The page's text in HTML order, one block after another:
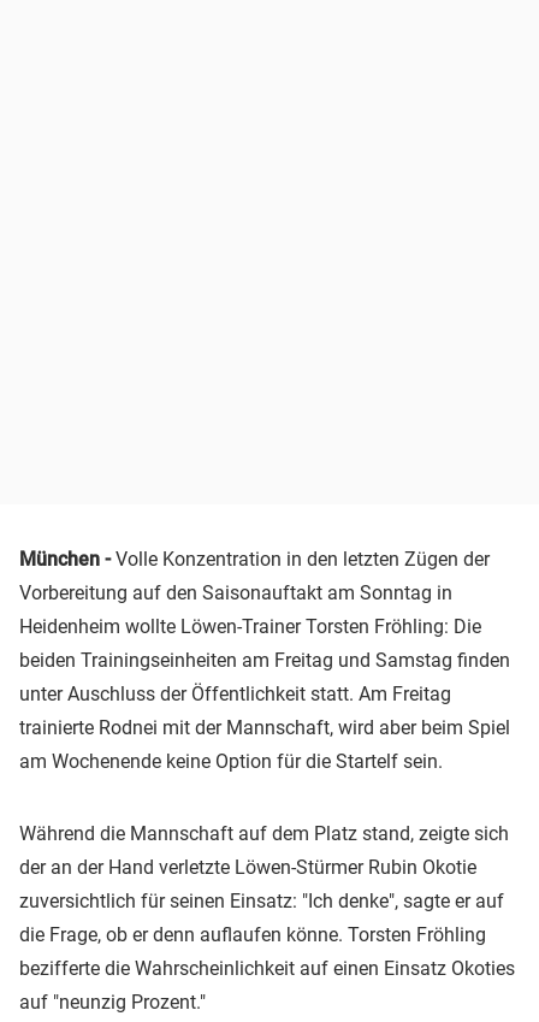
München -Volle Konzentration in den letzten Zügen der
Vorbereitung auf den Saisonauftakt am Sonntag in
Heidenheim wollte Löwen-Trainer Torsten Fröhling: Die
beiden Trainingseinheiten am Freitag und Samstag finden
unter Auschluss der Öffentlichkeit statt. Am Freitag
trainierte Rodnei mit der Mannschaft, wird aber beim Spiel
am Wochenende keine Option für die Startelf sein.
Während die Mannschaft auf dem Platz stand, zeigte sich
der an der Hand verletzte Löwen-Stürmer Rubin Okotie
zuversichtlich für seinen Einsatz: "Ich denke", sagte er auf
die Frage, ob er denn auflaufen könne. Torsten Fröhling
bezifferte die Wahrscheinlichkeit auf einen Einsatz Okoties
auf "neunzig Prozent."